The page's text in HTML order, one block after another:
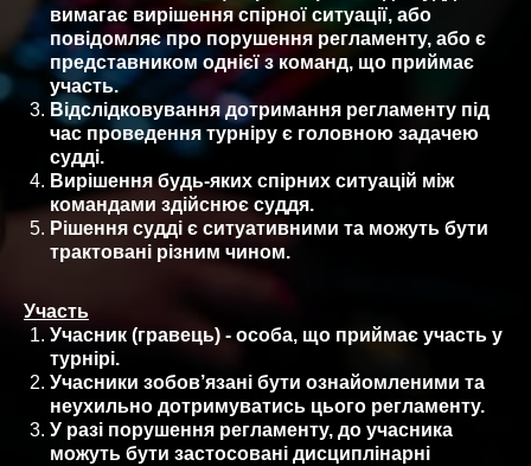
вимагає вирішення спірної ситуації, або
повідомляє про порушення регламенту, або є
представником однієї з команд, що приймає
участь.
Відслідковування дотримання регламенту під
час проведення турніру є головною задачею
судді.
Вирішення будь-яких спірних ситуацій між
командами здійснює суддя.
Рішення судді є ситуативними та можуть бути
трактовані різним чином.
Участь
Учасник (гравець) - особа, що приймає участь у
турнірі.
Учасники зобов’язані бути ознайомленими та
неухильно дотримуватись цього регламенту.
У разі порушення регламенту, до учасника
можуть бути застосовані дисциплінарні